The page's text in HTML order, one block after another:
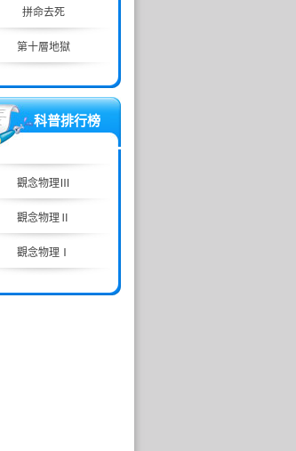
拼命去死
第十層地獄
目送
拼命去死
第十層地獄
群
科普排行榜
觀念物理Ⅲ
觀念物理Ⅱ
觀念物理Ⅰ